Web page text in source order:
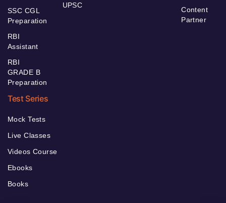
SSC CGL
Preparation
RBI
Assistant
RBI
GRADE B
Preparation
UPSC
Content
Partner
Test Series
Mock Tests
Live Classes
Videos Course
Ebooks
Books